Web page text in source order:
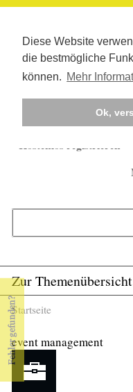
Diese Website
die bestmögliche
können. Mehr
Ok,
Kostenlos registrieren
Zur Themenübersicht
Sie sind hier
Startseite
event management